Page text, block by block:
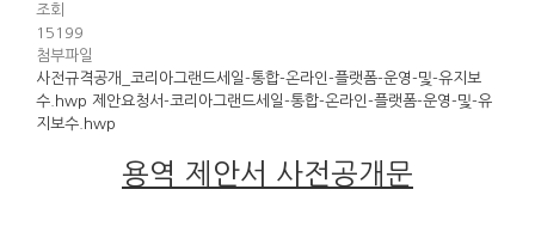
조회
15199
첨부파일
사전규격공개_코리아그랜드세일-통합-온라인-플랫폼-운영-및-유지보
수.hwp 제안요청서-코리아그랜드세일-통합-온라인-플랫폼-운영-및-유
지보수.hwp
용역 제안서 사전공개문